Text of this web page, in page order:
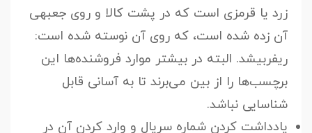
زرد یا قرمزی است که در پشت کالا و روی جعبهی
آن زده شده است، که روی آن نوسته شده است:
ریفربیشد. البته در بیشتر موارد فروشنده‌ها این
برچسب‌ها را از بین می‌برند تا به آسانی قابل
شناسایی نباشد.
یادداشت کردن شماره سریال و وارد کردن آن در